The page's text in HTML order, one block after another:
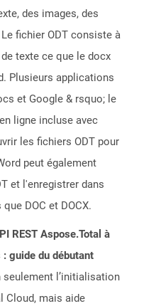
des images, des
fichier ODT consiste à
texte ce que le docx
Plusieurs applications
et Google & rsquo; le
ligne incluse avec
les fichiers ODT pour
peut également
et l'enregistrer dans
DOC et DOCX.
REST Aspose.Total à
: guide du débutant
seulement l’initialisation
Cloud, mais aide